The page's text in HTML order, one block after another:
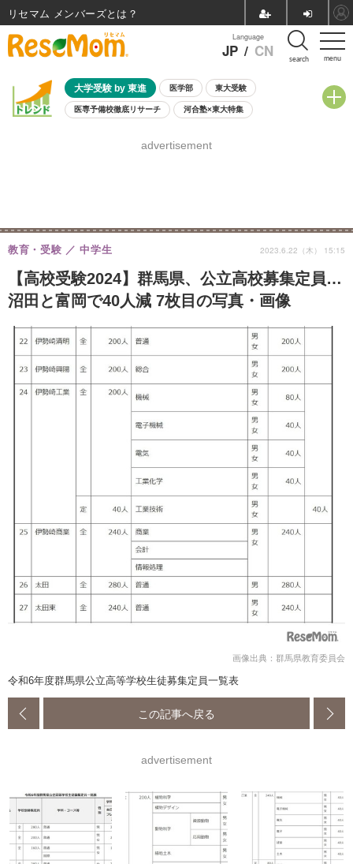
menu
Language
JP / CN search
大学受験 by 東進 医学部 東大受験
医専予備校徹底リサーチ 河合塾×東大特集
8月開催学校説明会・相談会
advertisement
【高校受験2024】群馬県、公立高校募集定員…
沼田と富岡で40人減 7枚目の写真・画像
教育・受験 中学生 2023.6.22（木） 15:15
画像出典：群馬県教育委員会
令和6年度群馬県公立高等学校生徒募集定員一覧表
この記事へ戻る
advertisement
リセマム メンバーズ